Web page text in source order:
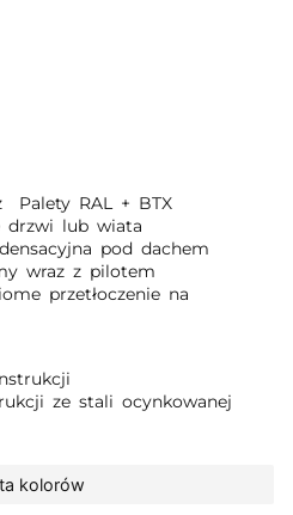
kolorów
Palety RAL + BTX
drzwi lub wiata
pod dachem
wraz z pilotem
przetłoczenie na
ze stali ocynkowanej